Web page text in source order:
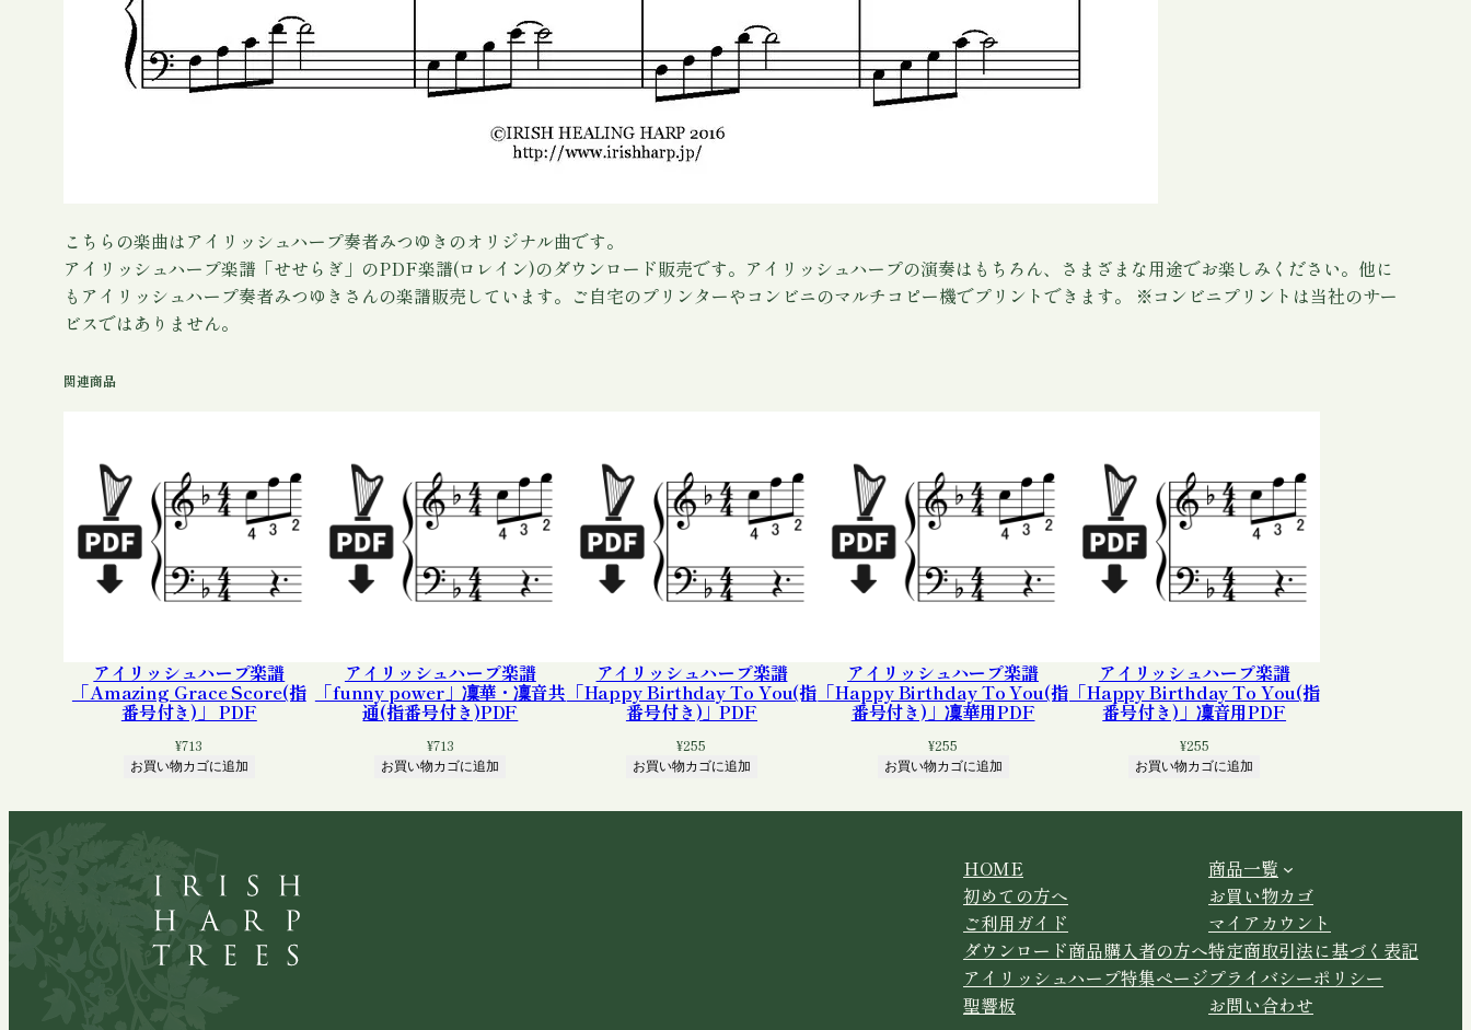
こちらの楽曲はアイリッシュハープ奏者みつゆきのオリジナル曲です。
アイリッシュハープ楽譜「せせらぎ」のPDF楽譜(ロレイン)のダウンロード販売です。アイリッシュハープの演奏はもちろん、さまざまな用途でお楽しみください。他に
もアイリッシュハープ奏者みつゆきさんの楽譜販売しています。ご自宅のプリンターやコンビニのマルチコピー機でプリントできます。 ※コンビニプリントは当社のサー
ビスではありません。
関連商品
アイリッシュハープ楽譜
「Amazing Grace Score(指
番号付き)」 PDF
¥713
お買い物カゴに追加
アイリッシュハープ楽譜
「funny power」凜華・凜音共
通(指番号付き)PDF
¥713
お買い物カゴに追加
アイリッシュハープ楽譜
「Happy Birthday To You(指
番号付き)」PDF
¥255
お買い物カゴに追加
アイリッシュハープ楽譜
「Happy Birthday To You(指
番号付き)」凜華用PDF
¥255
お買い物カゴに追加
アイリッシュハープ楽譜
「Happy Birthday To You(指
番号付き)」凜音用PDF
¥255
お買い物カゴに追加
HOME
初めての方へ
ご利用ガイド
ダウンロード商品購入者の方へ
アイリッシュハープ特集ページ
聖響板
商品一覧
お買い物カゴ
マイアカウント
特定商取引法に基づく表記
プライバシーポリシー
お問い合わせ